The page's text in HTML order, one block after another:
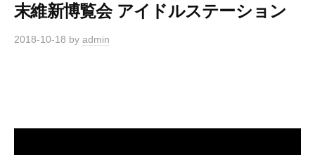
末維新博覧会 アイドルステーション
2018-10-18 by admin